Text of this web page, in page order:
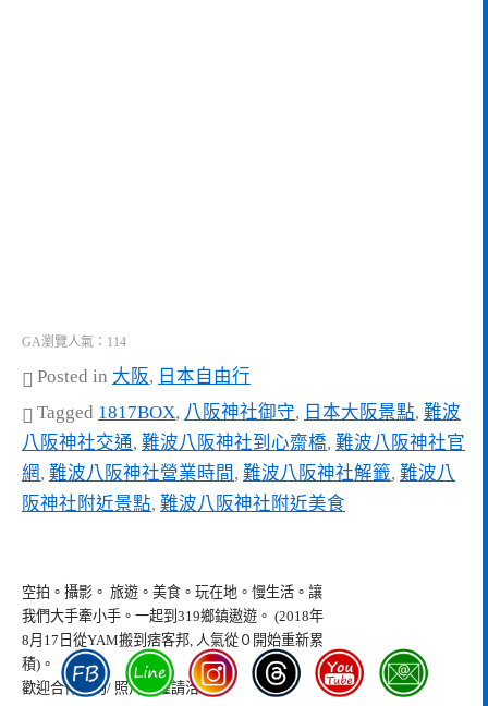
GA瀏覽人氣：114
Posted in 大阪, 日本自由行
Tagged 1817BOX, 八阪神社御守, 日本大阪景點, 難波
八阪神社交通, 難波八阪神社到心齋橋, 難波八阪神社官
網 , 難波八阪神社營業時間 , 難波八阪神社解籤, 難波八
阪神社附近景點, 難波八阪神社附近美食
空拍。攝影。 旅遊。美食。玩在地。慢生活。讓
我們大手牽小手。一起到319鄉鎮遨遊。 (2018年
8月17日從YAM搬到痞客邦, 人氣從０開始重新累
積)。
歡迎合作邀約/ 照片授權請洽: